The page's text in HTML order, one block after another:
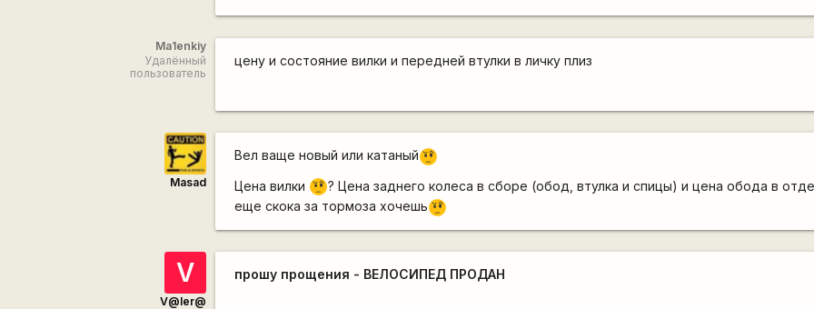
Ma1enkiy
Удалённый
пользователь
цену и состояние вилки и передней втулки в личку плиз
Masad
Вел ваще новый или катаный???
Цена вилки ???? Цена заднего колеса в сборе (обод, втулка и спицы) и цена обода в
еще скока за тормоза хочешь???
V
V@ler@
прошу прощения - ВЕЛОСИПЕД ПРОДАН